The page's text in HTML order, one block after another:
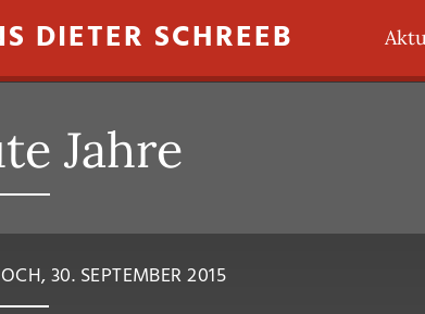
DIETER SCHREEB
Jahre
30. SEPTEMBER 2015